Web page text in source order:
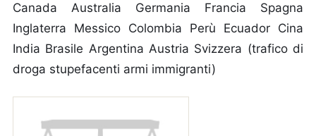
Canada Australia Germania Francia Spagna
Inglaterra Messico Colombia Perù Ecuador Cina
India Brasile Argentina Austria Svizzera (trafico di
droga stupefacenti armi immigranti)